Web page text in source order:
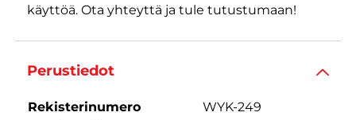
käyttöä. Ota yhteyttä ja tule tutustumaan!
Perustiedot
Rekisterinumero
WYK-249